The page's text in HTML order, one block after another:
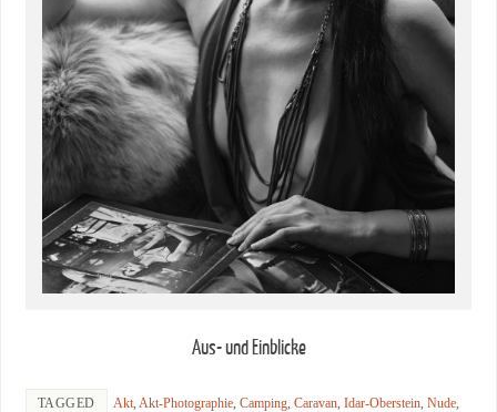
Aus- und Einblicke
TAGGED Akt, Akt-Photographie, Camping, Caravan, Idar-Oberstein, Nude,